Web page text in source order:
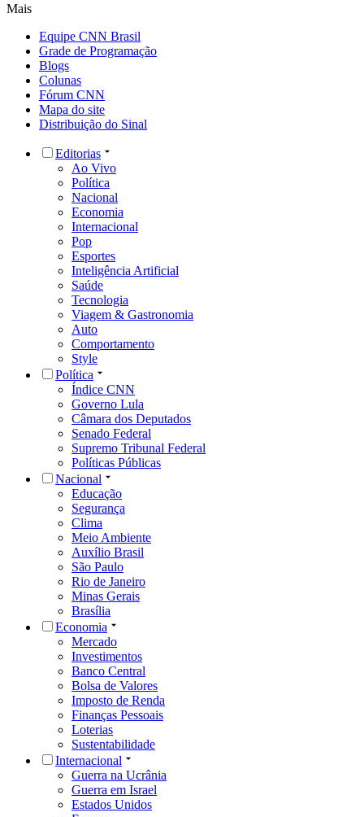
Mais
Equipe CNN Brasil
Grade de Programação
Blogs
Colunas
Fórum CNN
Mapa do site
Distribuição do Sinal
Editorias
Ao Vivo
Política
Nacional
Economia
Internacional
Pop
Esportes
Inteligência Artificial
Saúde
Tecnologia
Viagem & Gastronomia
Auto
Comportamento
Style
Política
Índice CNN
Governo Lula
Câmara dos Deputados
Senado Federal
Supremo Tribunal Federal
Políticas Públicas
Nacional
Educação
Segurança
Clima
Meio Ambiente
Auxílio Brasil
São Paulo
Rio de Janeiro
Minas Gerais
Brasília
Economia
Mercado
Investimentos
Banco Central
Bolsa de Valores
Imposto de Renda
Finanças Pessoais
Loterias
Sustentabilidade
Internacional
Guerra na Ucrânia
Guerra em Israel
Estados Unidos